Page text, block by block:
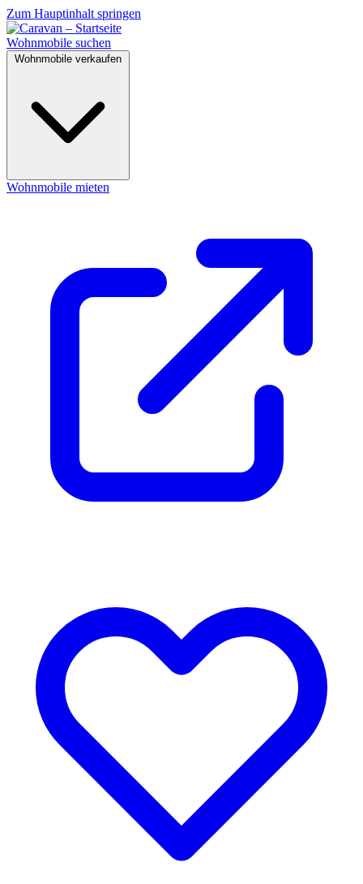
Zum Hauptinhalt springen
Wohnmobile suchen
Wohnmobile verkaufen
Wohnmobile mieten